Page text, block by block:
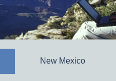
New Mexico